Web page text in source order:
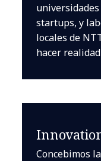
startups, y
locales de
hacer
Concebimos